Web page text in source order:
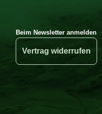
Beim Newsletter anmelden
Vertrag widerrufen